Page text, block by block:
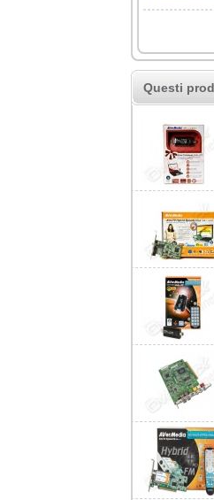
Questi